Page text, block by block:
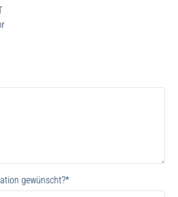
gewünscht?*